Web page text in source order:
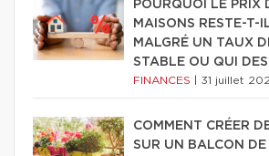
POURQUOI LE PRIX
MAISONS RESTE-T-
MALGRÉ UN TAUX
STABLE OU QUI
FINANCES 31 juillet
COMMENT CRÉER
SUR UN BALCON